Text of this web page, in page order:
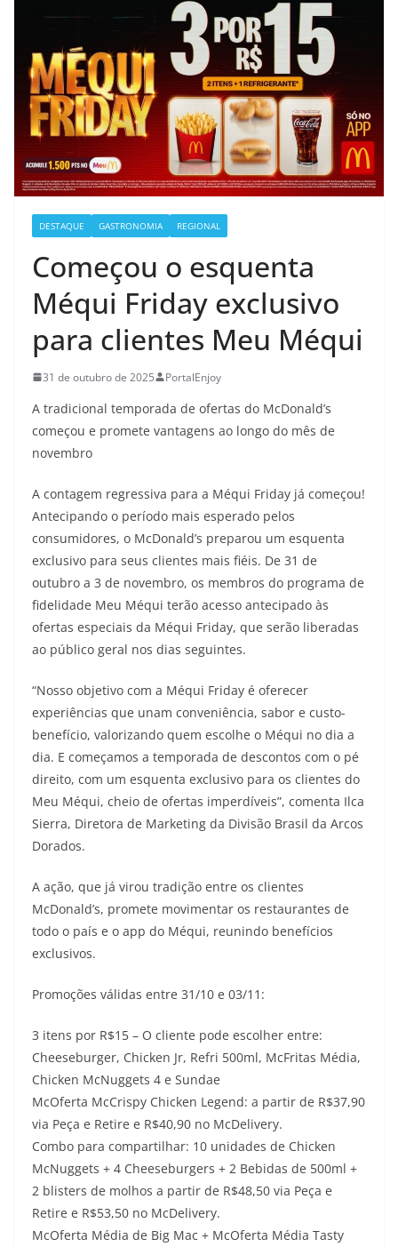
DESTAQUE GASTRONOMIA REGIONAL
Começou o esquenta
Méqui Friday exclusivo
para clientes Meu Méqui
31 de outubro de 2025 PortalEnjoy
A tradicional temporada de ofertas do McDonald’s
começou e promete vantagens ao longo do mês de
novembro
A contagem regressiva para a Méqui Friday já começou!
Antecipando o período mais esperado pelos
consumidores, o McDonald’s preparou um esquenta
exclusivo para seus clientes mais fiéis. De 31 de
outubro a 3 de novembro, os membros do programa de
fidelidade Meu Méqui terão acesso antecipado às
ofertas especiais da Méqui Friday, que serão liberadas
ao público geral nos dias seguintes.
“Nosso objetivo com a Méqui Friday é oferecer
experiências que unam conveniência, sabor e custo-
benefício, valorizando quem escolhe o Méqui no dia a
dia. E começamos a temporada de descontos com o pé
direito, com um esquenta exclusivo para os clientes do
Meu Méqui, cheio de ofertas imperdíveis”, comenta Ilca
Sierra, Diretora de Marketing da Divisão Brasil da Arcos
Dorados.
A ação, que já virou tradição entre os clientes
McDonald’s, promete movimentar os restaurantes de
todo o país e o app do Méqui, reunindo benefícios
exclusivos.
Promoções válidas entre 31/10 e 03/11:
3 itens por R$15 – O cliente pode escolher entre:
Cheeseburger, Chicken Jr, Refri 500ml, McFritas Média,
Chicken McNuggets 4 e Sundae
McOferta McCrispy Chicken Legend: a partir de R$37,90
via Peça e Retire e R$40,90 no McDelivery.
Combo para compartilhar: 10 unidades de Chicken
McNuggets + 4 Cheeseburgers + 2 Bebidas de 500ml +
2 blisters de molhos a partir de R$48,50 via Peça e
Retire e R$53,50 no McDelivery.
McOferta Média de Big Mac + McOferta Média Tasty